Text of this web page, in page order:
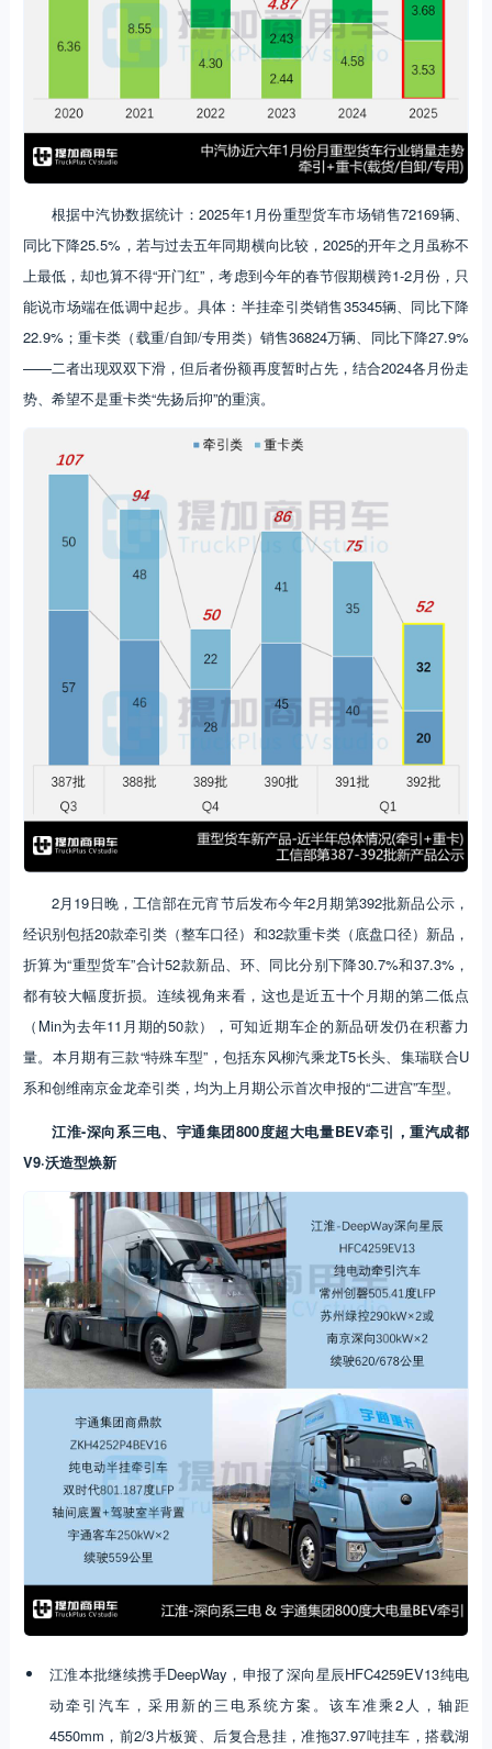
根据中汽协数据统计：2025年1月份重型货车市场销售72169辆、
同比下降25.5%，若与过去五年同期横向比较，2025的开年之月虽称不
上最低，却也算不得“开门红”，考虑到今年的春节假期横跨1-2月份，只
能说市场端在低调中起步。具体：半挂牵引类销售35345辆、同比下降
22.9%；重卡类（载重/自卸/专用类）销售36824万辆、同比下降27.9%
——二者出现双双下滑，但后者份额再度暂时占先，结合2024各月份走
势、希望不是重卡类“先扬后抑”的重演。
2月19日晚，工信部在元宵节后发布今年2月期第392批新品公示，
经识别包括20款牵引类（整车口径）和32款重卡类（底盘口径）新品，
折算为“重型货车”合计52款新品、环、同比分别下降30.7%和37.3%，
都有较大幅度折损。连续视角来看，这也是近五十个月期的第二低点
（Min为去年11月期的50款），可知近期车企的新品研发仍在积蓄力
量。本月期有三款“特殊车型”，包括东风柳汽乘龙T5长头、集瑞联合U
系和创维南京金龙牵引类，均为上月期公示首次申报的“二进宫”车型。
江淮-深向系三电、宇通集团800度超大电量BEV牵引，重汽成都
V9·沃造型焕新
江淮本批继续携手DeepWay，申报了深向星辰HFC4259EV13纯电
动牵引汽车，采用新的三电系统方案。该车准乘2人，轴距
4550mm，前2/3片板簧、后复合悬挂，准拖37.97吨挂车，搭载湖